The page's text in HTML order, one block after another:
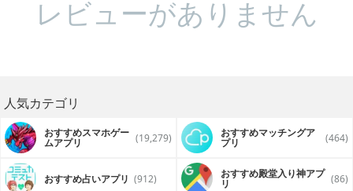
レビューがありません
人気カテゴリ
おすすめスマホゲー
ムアプリ (19,279) おすすめマッチングア
プリ (464)
おすすめ占いアプリ (912) おすすめ殿堂入り神アプ
リ (86)